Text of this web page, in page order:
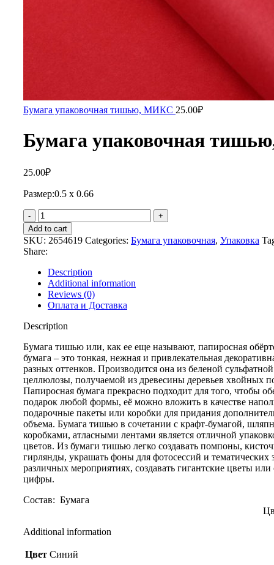
Бумага упаковочная тишью, МИКС 25.00₽
Бумага упаковочная
25.00₽
Размер:0.5 х 0.66
Add to cart
SKU: 2654619 Categories: Бумага упаковочная, Упаковка
Share:
Description
Additional information
Reviews (0)
Оплата и Доставка
Description
Бумага тишью или, как ее еще называют, папиросная
бумага – это тонкая, нежная и привлекательная
разных оттенков. Производится она из беленой сульфатной
целлюлозы, получаемой из древесины деревьев хвойных
Папиросная бумага прекрасно подходит для того, чтобы
подарок любой формы, её можно вложить в качестве
подарочные пакеты или коробки для придания
объема. Бумага тишью в сочетании с крафт-бумагой,
коробками, атласными лентами является отличной
цветов. Из бумаги тишью легко создавать помпоны,
гирлянды, украшать фоны для фотосессий и тематических
различных мероприятиях, создавать гигантские цветы
цифры.
Состав:
Additional information
Цвет Синий